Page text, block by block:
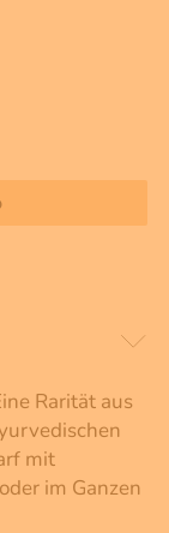
Rarität aus
mit
im Ganzen